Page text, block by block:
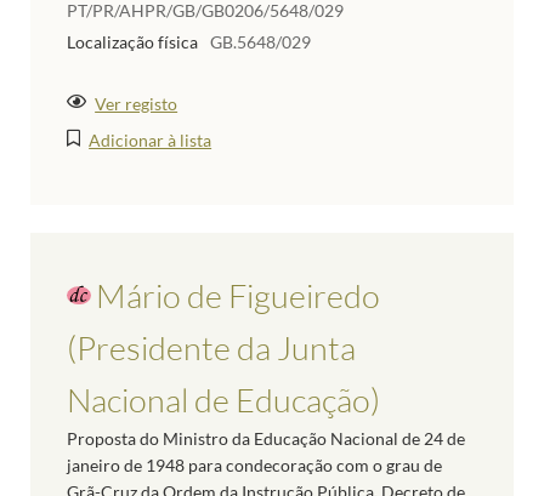
PT/PR/AHPR/GB/GB0206/5648/029
Localização física GB.5648/029
Ver registo
Adicionar à lista
Mário de Figueiredo
(Presidente da Junta
Nacional de Educação)
Proposta do Ministro da Educação Nacional de 24 de
janeiro de 1948 para condecoração com o grau de
Grã-Cruz da Ordem da Instrução Pública. Decreto de